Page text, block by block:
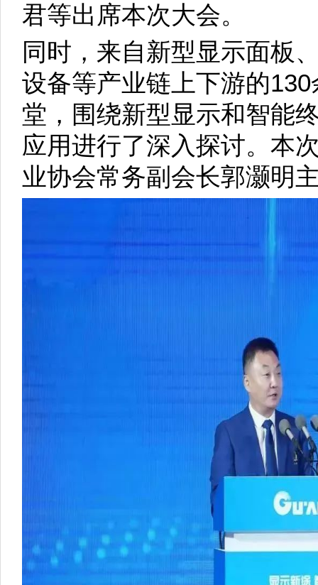
君等出席本次大会。
同时，来自新型显示面板
设备等产业链上下游的
堂，围绕新型显示和智能
应用进行了深入探讨。本
业协会常务副会长郭灏明